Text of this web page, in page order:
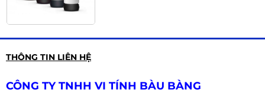
280.000đ
THÔNG TIN LIÊN HỆ
CÔNG TY TNHH VI TÍNH BÀU BÀNG